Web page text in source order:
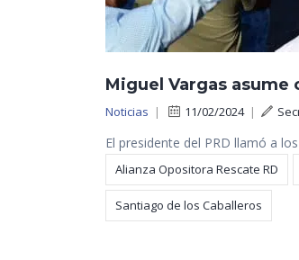
Miguel Vargas
Noticias | 11/02/2024|
El presidente del PRD llamó a
Alianza Opositora Rescate RD
Santiago de los Caballeros